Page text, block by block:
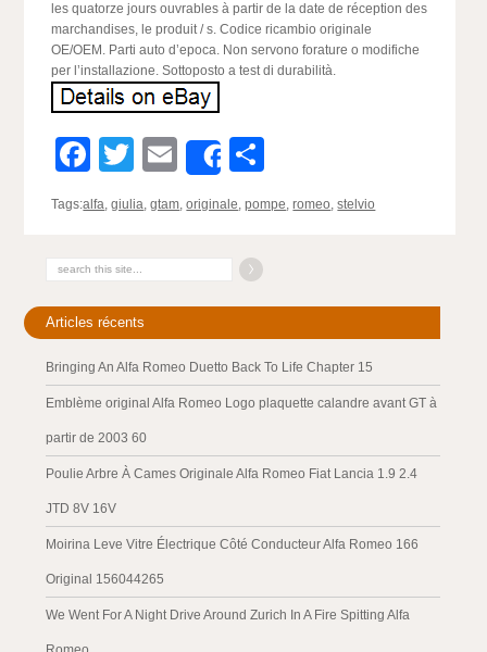
les quatorze jours ouvrables à partir de la date de réception des
marchandises, le produit / s. Codice ricambio originale
OE/OEM. Parti auto d’epoca. Non servono forature o modifiche
per l’installazione. Sottoposto a test di durabilità.
Facebook
Twitter
EmailShare
Tags:alfa,giulia,gtam,originale,pompe,romeo,stelvio
Articles récents
Bringing An Alfa Romeo Duetto Back To Life Chapter 15
Emblème original Alfa Romeo Logo plaquette calandre avant GT à
partir de 2003 60
Poulie Arbre À Cames Originale Alfa Romeo Fiat Lancia 1.9 2.4
JTD 8V 16V
Moirina Leve Vitre Électrique Côté Conducteur Alfa Romeo 166
Original 156044265
We Went For A Night Drive Around Zurich In A Fire Spitting Alfa